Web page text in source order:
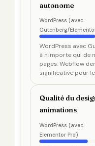
autonome
WordPress (avec
Gutenberg/
WordPress avec
à n'importe qui de
pages. Webflow
significative pour
Qualité du
animations
WordPress (avec
Elementor Pro)